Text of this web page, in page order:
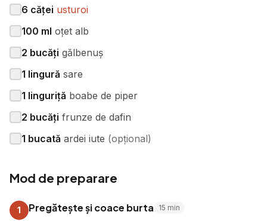
6 căței usturoi
100 ml oțet alb
2 bucăți gălbenuș
1 lingură sare
1 linguriță boabe de piper
2 bucăți frunze de dafin
1 bucată ardei iute (opțional)
Mod de preparare
1 Pregătește și coace burta 15 min